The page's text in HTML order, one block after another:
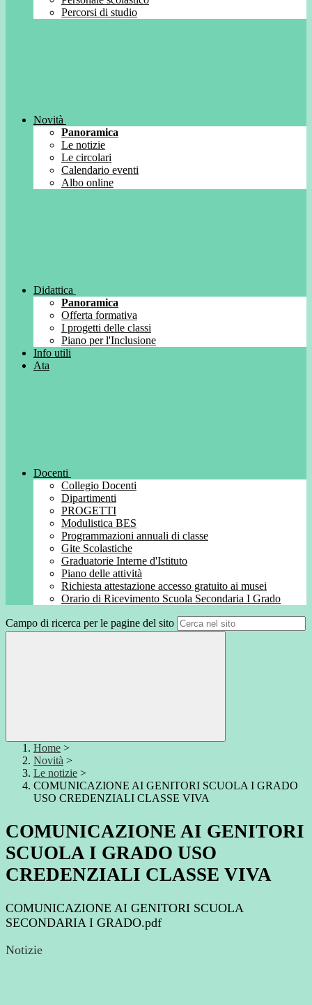
Percorsi di studio
Novità
Panoramica
Le notizie
Le circolari
Calendario eventi
Albo online
Didattica
Panoramica
Offerta formativa
I progetti delle classi
Piano per l'Inclusione
Info utili
Ata
Docenti
Collegio Docenti
Dipartimenti
PROGETTI
Modulistica BES
Programmazioni annuali di classe
Gite Scolastiche
Graduatorie Interne d'Istituto
Piano delle attività
Richiesta attestazione accesso gratuito ai musei
Orario di Ricevimento Scuola Secondaria I Grado
Campo di ricerca per le pagine del sito
Home >
Novità >
Le notizie >
COMUNICAZIONE AI GENITORI SCUOLA I GRADO
USO CREDENZIALI CLASSE VIVA
COMUNICAZIONE AI GENITORI
SCUOLA I GRADO USO
CREDENZIALI CLASSE VIVA
COMUNICAZIONE AI GENITORI SCUOLA
SECONDARIA I GRADO.pdf
Notizie